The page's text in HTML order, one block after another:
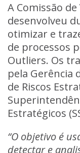
A Comissão
desenvolveu
otimizar e
de processos
Outliers. Os
pela Gerência
de Riscos
Estratégicos
“O objetivo é
detectar e